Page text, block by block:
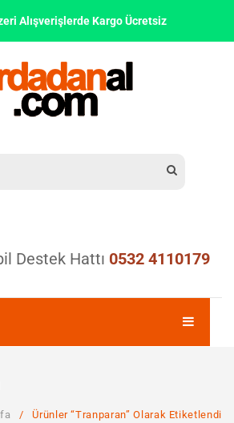
Alışverişlerde Kargo Ücretsiz
Destek Hattı 0532 4110179
/ Ürünler “tranparan” Olarak Etiketlendi